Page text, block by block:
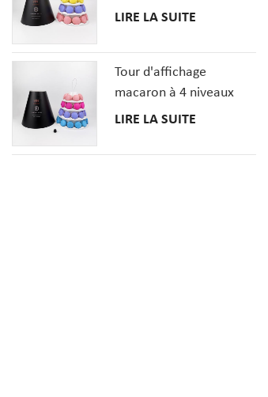
macaron à 3 niveaux
LIRE LA SUITE
Tour d'affichage
macaron à 4 niveaux
avec couverture en
LIRE LA SUITE